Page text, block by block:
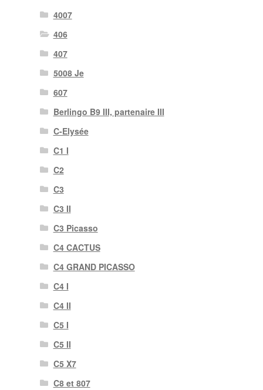
4007
406
407
5008 Je
607
Berlingo B9 III, partenaire III
C-Elysée
C1 I
C2
C3
C3 II
C3 Picasso
C4 CACTUS
C4 GRAND PICASSO
C4 I
C4 II
C5 I
C5 II
C5 X7
C8 et 807